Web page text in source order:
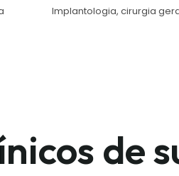
Implantologia, cirurgia
de